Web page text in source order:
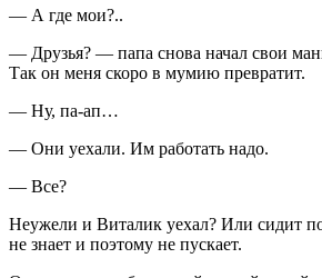
— А где мои?..
— Друзья? — папа снова начал свои
Так он меня скоро в мумию превратит.
— Ну, па-ап…
— Они уехали. Им работать надо.
— Все?
Неужели и Виталик уехал? Или сидит
не знает и поэтому не пускает.